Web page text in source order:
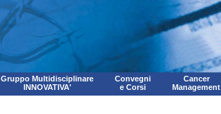
Gruppo Multidisciplinare
INNOVATIVA'
Convegni
e Corsi
Cancer
Management